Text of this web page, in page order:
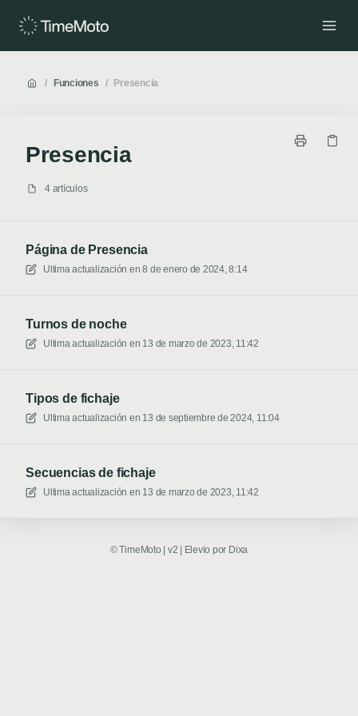
/ Funciones / Presencia
Presencia
4 artículos
Página de Presencia
Ultima actualización en 8 de enero de 2024, 8:14
Turnos de noche
Ultima actualización en 13 de marzo de 2023, 11:42
Tipos de fichaje
Ultima actualización en 13 de septiembre de 2024, 11:04
Secuencias de fichaje
Ultima actualización en 13 de marzo de 2023, 11:42
©TimeMoto | v2 Elevio por Dixa